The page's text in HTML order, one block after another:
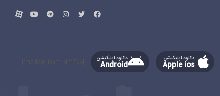
دانلود اپلیکیشن
Apple ios
دانلود اپلیکیشن
Android